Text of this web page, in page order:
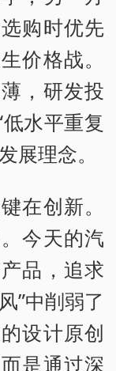
购时优先
价格战。
，研发投
水平重复
展理念。
创新。
今天的汽
品，追求
”中削弱了
设计原创
是通过深